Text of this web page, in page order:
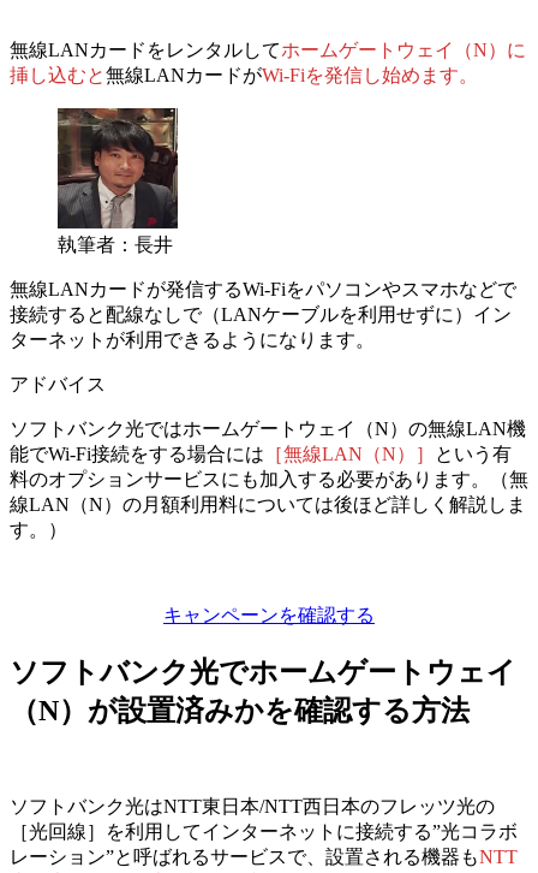
無線LANカードをレンタルしてホームゲートウェイ（N）に
挿し込むと無線LANカードがWi-Fiを発信し始めます。
執筆者：長井
無線LANカードが発信するWi-Fiをパソコンやスマホなどで
接続すると配線なしで（LANケーブルを利用せずに）イン
ターネットが利用できるようになります。
アドバイス
ソフトバンク光ではホームゲートウェイ（N）の無線LAN機
能でWi-Fi接続をする場合には ［無線LAN（N）］
という有
料のオプションサービスにも加入する必要があります。
（無
線LAN（N）の月額利用料については後ほど詳しく解説しま
す。）
キャンペーンを確認する
ソフトバンク光でホームゲートウェイ
（N）が設置済みかを確認する方法
ソフトバンク光はNTT東日本/NTT西日本のフレッツ光の
［光回線］を利用してインターネットに接続する”光コラボ
レーション”と呼ばれるサービスで、 設置される機器もNTT